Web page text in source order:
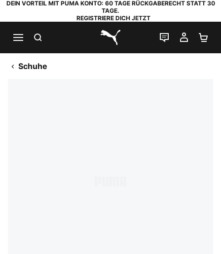
DEIN VORTEIL MIT PUMA KONTO: 60 TAGE RÜCKGABERECHT STATT 30
TAGE.
REGISTRIERE DICH JETZT
PUMA.com
LIVE-CHAT
MEIN
Schuhe